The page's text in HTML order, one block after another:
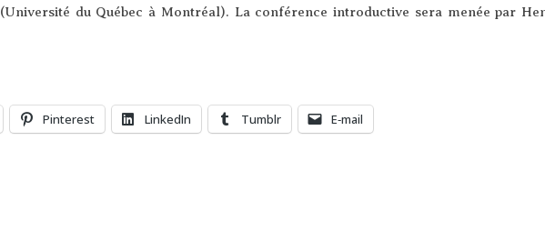
(Uni­ver­si­té du Qué­bec à Mont­réal). La confé­rence intro­duc­tive sera menée par
Pin­te­rest Lin­ke­dIn Tum­blr E‑mail